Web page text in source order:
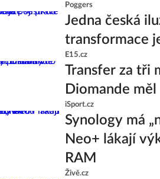
Poggers
Jedna česká
transformace
E15.cz
Transfer za tři
Diomande
iSport.cz
Synology má
Neo+ lákají
RAM
Živě.cz